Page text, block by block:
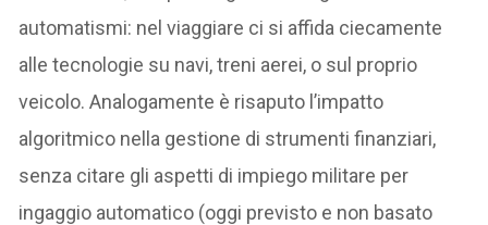
automatismi: nel viaggiare ci si affida ciecamente
alle tecnologie su navi, treni aerei, o sul proprio
veicolo. Analogamente è risaputo l’impatto
algoritmico nella gestione di strumenti finanziari,
senza citare gli aspetti di impiego militare per
ingaggio automatico (oggi previsto e non basato